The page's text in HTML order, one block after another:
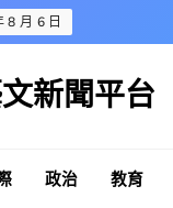
8 月 6 日
新聞平台
政治 教育